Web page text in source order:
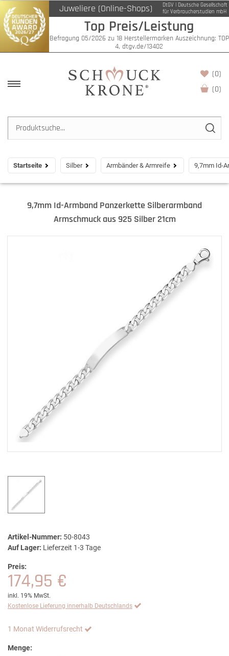
Juweliere (Online-Shops)
DtGV | Deutsche Gesellschaft
für Verbraucherstudien mbH
Top Preis/Leistung
Befragung 05/2026 zu 18 Herstellermarken Auszeichnung: TOP
4, dtgv.de/13402
(0)
(0)
Startseite Silber Armbänder & Armreife 9,7mm Id-
9,7mm Id-Armband Panzerkette Silberarmband
Armschmuck aus 925 Silber 21cm
Artikel-Nummer: 50-8043
Auf Lager: Lieferzeit 1-3 Tage
Preis:
174,95 €
inkl. 19% MwSt.
Kostenlose Lieferung innerhalb Deutschlands
1 Monat Widerrufsrecht
Menge: